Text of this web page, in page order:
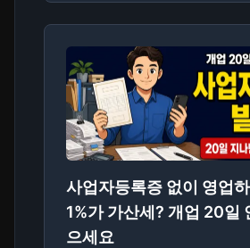
사업자등록증 없이 영업
1%가 가산세? 개업 20일
으세요